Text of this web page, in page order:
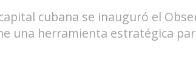
cubana se inauguró el
una herramienta estratégica